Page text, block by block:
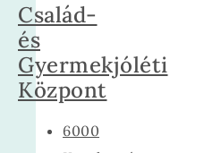
Család-
és
Gyermekjóléti
Központ
6000